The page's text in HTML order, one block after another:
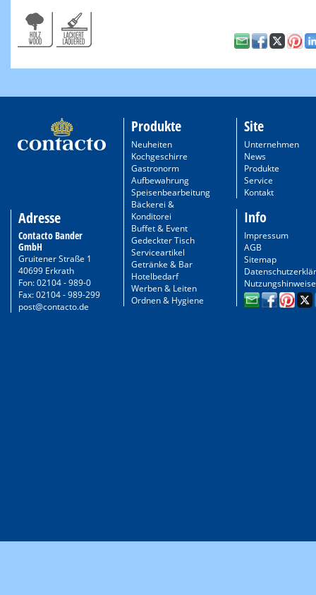
Adresse
Contacto Bander
GmbH
Gruitener Straße 1
40699 Erkrath
Fon: 02104 - 989-0
Fax: 02104 - 989-299
post@contacto.de
Produkte
Neuheiten
Kochgeschirre
Gastronorm
Aufbewahrung
Speisenbearbeitung
Bäckerei &
Konditorei
Buffet & Event
Gedeckter Tisch
Serviceartikel
Getränke & Bar
Hotelbedarf
Werben & Leiten
Ordnen & Hygiene
Site
Unternehmen
News
Produkte
Service
Kontakt
Info
Impressum
AGB
Sitemap
Nutzungshinweise